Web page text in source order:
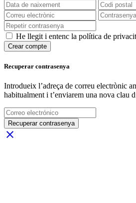
He llegit i entenc la política de
Crear compte
Recuperar contrasenya
Introdueix l’adreça de correu electrònic
habitualment i t’enviarem una nova clau
Recuperar contrasenya
close